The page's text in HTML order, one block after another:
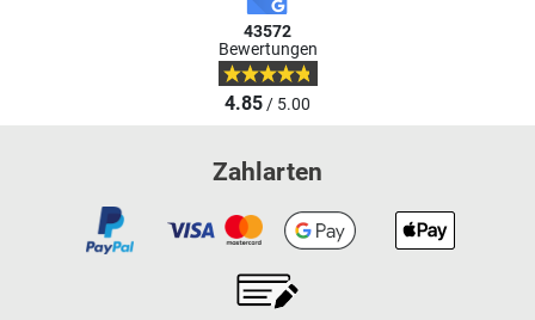
43572
Bewertungen
4.85/ 5.00
Zahlarten